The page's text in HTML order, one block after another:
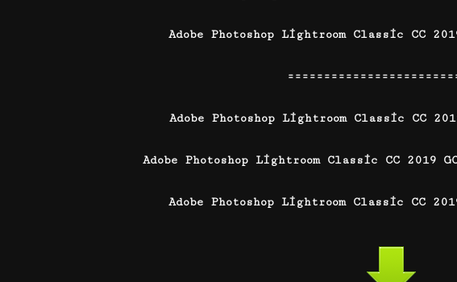
Adobe Photoshop Lightroom Classic CC
Adobe Photoshop Lightroom Classic CC
Adobe Photoshop Lightroom Classic CC 2019
Adobe Photoshop Lightroom Classic CC